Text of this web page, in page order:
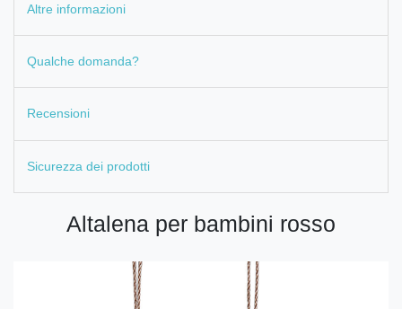
Altre informazioni
Qualche domanda?
Recensioni
Sicurezza dei prodotti
Altalena per bambini rosso